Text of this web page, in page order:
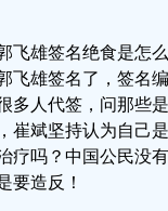
飞雄签名绝食是怎
飞雄签名了，签名
多人代签，问那些
崔斌坚持认为自己
疗吗？中国公民
要造反！